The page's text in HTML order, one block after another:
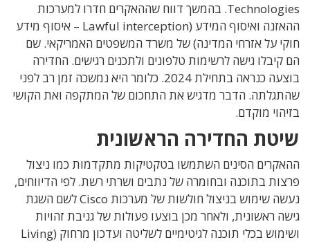
Technologies. בהמשך דווח שההאקרים חדרו למערכות
ההאזנה ואיסוף המידע (
Lawful interception – איסוף מידע
חוקי על אזרחי המדינה)של משרד המשפטים האמריקאי. שם
הם קיבלו גישה לרשימות טלפונים ולתכנים רגישים. החדירה
בוצעה כנראה בתחילת 2024. כלומר היא נמשכה זמן רב לפני
שהתגלתה. הדבר מדגיש את התחכום של המתקפה ואת הקושי
בזיהוי מוקדם.
שיטת החדירה הראשונית
ההאקרים הסינים השתמשו בטקטיקות מתקדמות כמו ניצול
פרצות בתוכנה ובחומרה של נתבים ושרתי רשת. לפי הדיווחים,
נעשה שימוש בניצול חולשות של מערכות Cisco לשם השגת
גישה ראשונית, ולאחר מכן בוצעו פעולות של גניבת זהויות
ושימוש בכלי תוכנה לגיטימיים לשליטה ועדכון מרחוק (Living